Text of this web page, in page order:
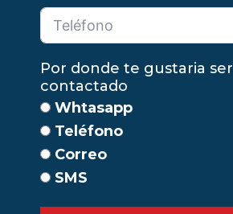
Por donde te gustaria ser
contactado
Whtasapp
Teléfono
Correo
SMS